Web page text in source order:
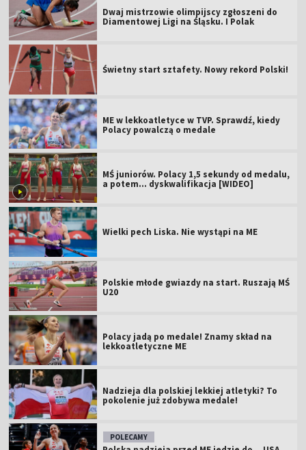
Dwaj mistrzowie olimpijscy zgłoszeni do
Diamentowej Ligi na Śląsku. I Polak
Świetny start sztafety. Nowy rekord Polski!
ME w lekkoatletyce w TVP. Sprawdź, kiedy
Polacy powalczą o medale
MŚ juniorów. Polacy 1,5 sekundy od medalu,
a potem... dyskwalifikacja [WIDEO]
Wielki pech Liska. Nie wystąpi na ME
Polskie młode gwiazdy na start. Ruszają MŚ
U20
Polacy jadą po medale! Znamy skład na
lekkoatletyczne ME
Nadzieja dla polskiej lekkiej atletyki? To
pokolenie już zdobywa medale!
POLECAMY